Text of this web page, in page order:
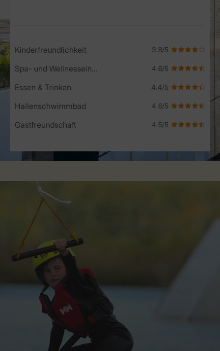
Kinderfreundlichkeit
Spa- und Wellnesseinrichtungen
Essen & Trinken
Hallenschwimmbad
Gastfreundschaft